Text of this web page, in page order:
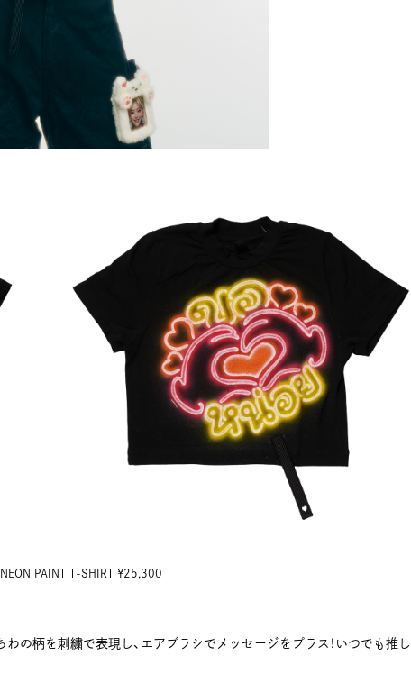
NEON PAINT T-SHIRT ¥25,300
の柄を刺繍で表現し、エアブラシでメッセージをプラス！いつでも推し